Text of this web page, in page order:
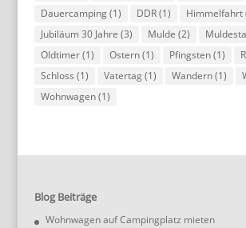
Dauercamping(1) DDR(1) Himmelfahrt
Jubiläum 30 Jahre (3) Mulde (2)
Oldtimer(1) Ostern(1) Pfingsten(1)
Schloss (1) Vatertag(1) Wandern(1)
Wohnwagen(1)
Blog Beiträge
Wohnwagen auf Campingplatz mieten